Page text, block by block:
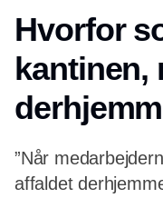
Hvorfor
kantinen,
”Når
affaldet